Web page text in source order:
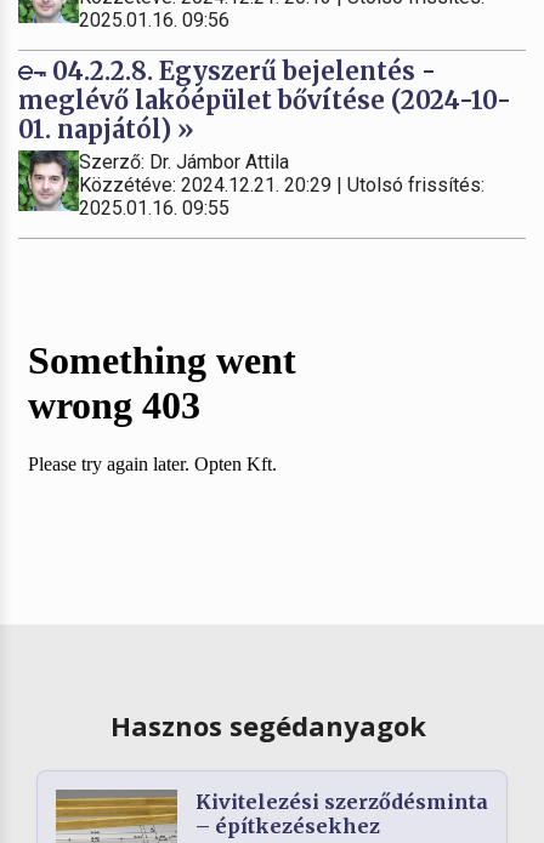
2025.01.16. 09:56
04.2.2.8. Egyszerű bejelentés -
meglévő lakóépület bővítése (2024-10-
01. napjától) »
Szerző: Dr. Jámbor Attila
Közzétéve: 2024.12.21. 20:29 | Utolsó frissítés:
2025.01.16. 09:55
Hasznos segédanyagok
Kivitelezési szerződésminta
– építkezésekhez